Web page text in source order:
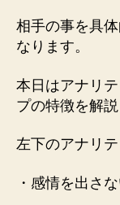
相手の事を具
なります。
本日はアナリ
プの特徴を解説
左下のアナリ
・感情を出さ